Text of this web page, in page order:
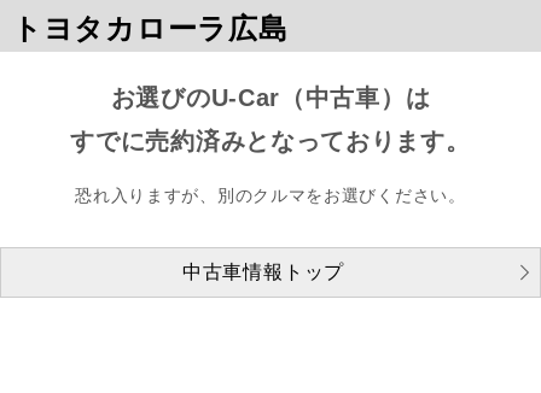
トヨタカローラ広島
お選びのU-Car（中古車）は
すでに売約済みとなっております。
恐れ入りますが、別のクルマをお選びください。
中古車情報トップ